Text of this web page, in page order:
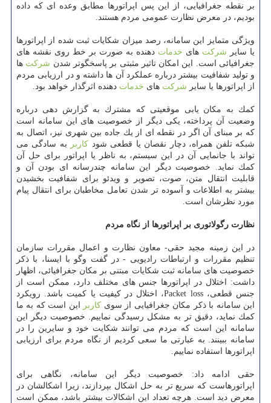
بر نقطه جغرافیایی، از این پس اپراتورها مطابق وعده ای كه داده
بودیم، در معرض نظارت عمومی مردم هستند.
ویژگی متمایز این سامانه، رصد میزان شكایات ثبت شده از اپراتورها
یا سایر شركت های خدمات دهنده به صورت بر خط روی نقشه های
جغرافیائی است. این امكان تاثیر مثبتی بر پاسخگوتر شدن شركت ها
و تولید شفافیت بیشتر درباره عملكرد آن ها داشته و در ارزیابی مردم
از اپراتورها یا سایر شركت های خدمات دهنده اثرگذار خواهد بود.
كمك به مكان یابی موقعیتی كه مشترك به گزارش دهی درباره
وضعیت آن پرداخته، یكی دیگر از خصوصیت های این سامانه است
كه بر مبنای آن اگر در نقطه ای از یك جاده بین شهری نیز، اتصال به
شبكه تلفن همراه، دچار نقصان یا قطعی شود كاربر
به سادگی می
تواند با جانمایی آن در این سیستم، به ناظر یا اپراتور برای حل آن
كمك نماید. خصوصیت دیگر این سامانه چندرسانه ای بودن آن و
قابلیت انتقال متن، صوت، تصویر و ویدئو برای شفافیت بخشیدن
بیشتر به اطلاعات و آسوده تر شدن تعامل مخاطبان برای انتقال پیام
مورد نظرشان است.
نظارت رگولاتوری بر اپراتورها از نگاه مردم
در این زمینه مجید حقی- معاون نظارت و اعمال مقررات سازمان
تنظیم مقررات و ارتباطات رادیویی - در گفت وگو با ایسنا، با ذكر
خصوصیت های سامانه ثبت شكایات مبتنی بر مكان جغرافیائی، اظهار
داشت: اختلال در اپراتورها جنس های مختلف دارد، ممكن است از
جنس قطعی، Packet loss، اختلال در كیفیت یا كمیت باشد. رویكرد
این سامانه با ذكر مكان جغرافیایی از سوی كاربر این است كه به ما
كمك نماید، دقیق تر به مشكل رسیدگی نماییم. خصوصیت دیگر این
سامانه این است كه مردم می توانند شكایت خود و سایرین را در
سامانه ببینند. به عبارتی ما سعی كردیم از نگاه مردم برای ارزیابی
اپراتورها استفاده نماییم.
حقی ادامه داد: خصوصیت دیگر این سامانه، نگاهی برای
اپراتورهاست كه سریع تر به حل اشكال بپردازند، زیرا اشكالشان در
معرض دید است. هرچه تعداد این اشكالات بیشتر باشد، ممكن است